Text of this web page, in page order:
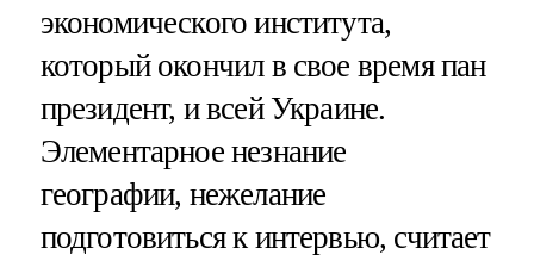
экономического института,
который окончил в свое время пан
президент, и всей Украине.
Элементарное незнание
географии, нежелание
подготовиться к интервью, считает